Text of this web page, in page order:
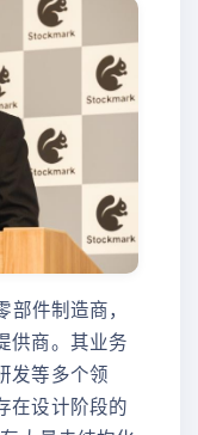
件制造商，
供商。其业务
发等多个领
在设计阶段的